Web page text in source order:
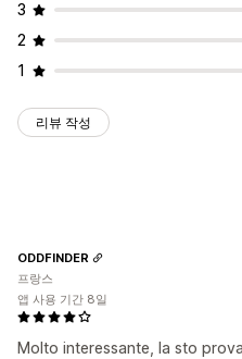
3
2
1
리뷰 작성
Molto interessante, la sto
ODDFINDER
프랑스
앱 사용 기간 8일